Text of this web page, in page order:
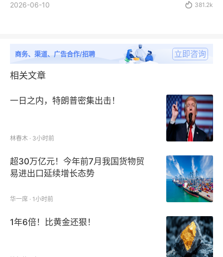
2026-06-10  381.2k
商务、渠道、广告合作/招聘 立即咨询
相关文章
一日之内，特朗普密集出击！
林春木 · 3小时前
超30万亿元！今年前7月我国货物贸
易进出口延续增长态势
华一席 · 1小时前
1年6倍！比黄金还狠！